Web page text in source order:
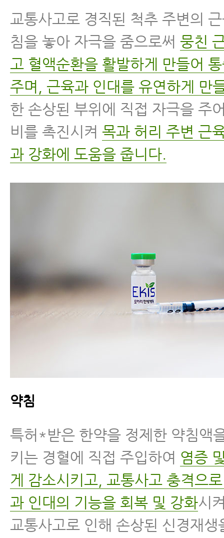
교통사고로 경직된 척추 주변의
침을 놓아 자극을 줌으로써 뭉친
고 혈액순환을 활발하게 만들어
주며, 근육과 인대를 유연하게 만
한 손상된 부위에 직접 자극을 주
비를 촉진시켜 목과 허리 주변 근
과 강화에 도움을 줍니다.
약침
특허*받은 한약을 정제한 약침액
키는 경혈에 직접 주입하여 염증
게 감소시키고, 교통사고 충격으
과 인대의 기능을 회복 및 강화시
교통사고로 인해 손상된 신경재생